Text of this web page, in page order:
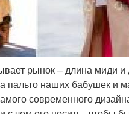
рынок – длина миди
наших бабушек и
современного